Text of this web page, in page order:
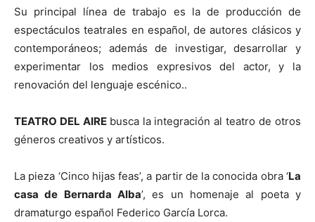
Su principal línea de trabajo es la de producción de
espectáculos teatrales en español, de autores clásicos y
contemporáneos; además de investigar, desarrollar y
experimentar los medios expresivos del actor, y la
renovación del lenguaje escénico..
TEATRO DEL AIRE busca la integración al teatro de otros
géneros creativos y artísticos.
La pieza ‘Cinco hijas feas’, a partir de la conocida obra ‘La
casa de Bernarda Alba’, es un homenaje al poeta y
dramaturgo español Federico García Lorca.